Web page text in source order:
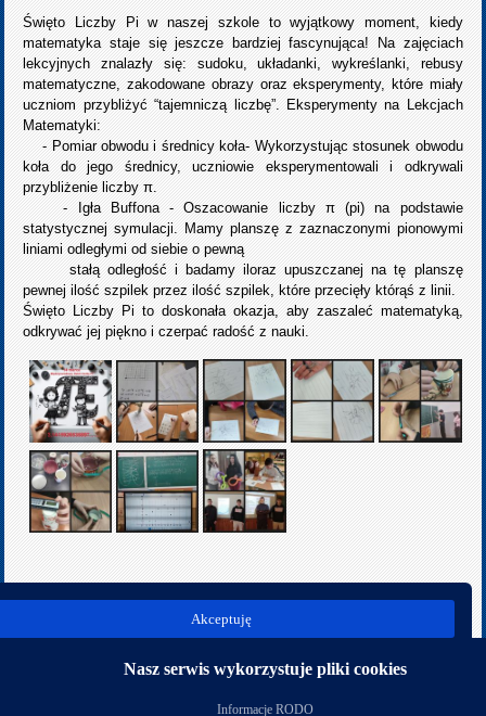
Święto Liczby Pi w naszej szkole to wyjątkowy moment, kiedy
matematyka staje się jeszcze bardziej fascynująca! Na zajęciach
lekcyjnych znalazły się: sudoku, układanki, wykreślanki, rebusy
matematyczne, zakodowane obrazy oraz eksperymenty, które miały
uczniom przybliżyć “tajemniczą liczbę”. Eksperymenty na Lekcjach
Matematyki:
- Pomiar obwodu i średnicy koła- Wykorzystując stosunek obwodu
koła do jego średnicy, uczniowie eksperymentowali i odkrywali
przybliżenie liczby π.
- Igła Buffona - Oszacowanie liczby π (pi) na podstawie
statystycznej symulacji. Mamy planszę z zaznaczonymi pionowymi
liniami odległymi od siebie o pewną
stałą odległość i badamy iloraz upuszczanej na tę planszę
pewnej ilość szpilek przez ilość szpilek, które przecięły którąś z linii.
Święto Liczby Pi to doskonała okazja, aby zaszaleć matematyką,
odkrywać jej piękno i czerpać radość z nauki.
poprz.
Akceptuję
Nasz serwis wykorzystuje pliki cookies
Informacje RODO